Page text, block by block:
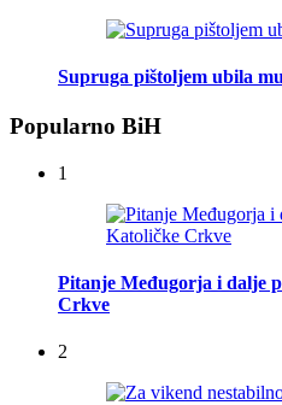
Supruga pištoljem ubila
Popularno BiH
1
Pitanje Međugorja i dalje
Crkve
2